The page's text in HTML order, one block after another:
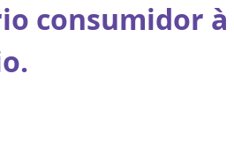
consumidor à